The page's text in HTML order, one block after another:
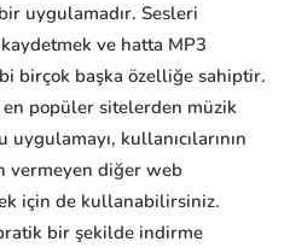
uygulamadır. Sesleri
ve hatta MP3
birçok başka özelliğe sahiptir.
en popüler sitelerden müzik
kullanıcılarının
vermeyen diğer web
için de kullanabilirsiniz.
bir şekilde indirme